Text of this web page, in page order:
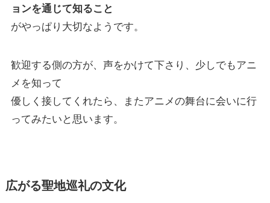
ョンを通じて知ること
がやっぱり大切なようです。
歓迎する側の方が、声をかけて下さり、少しでもアニ
メを知って
優しく接してくれたら、またアニメの舞台に会いに行
ってみたいと思います。
広がる聖地巡礼の文化